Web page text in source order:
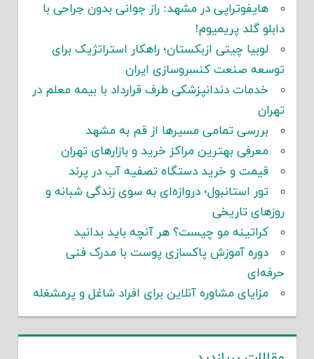
هایفوتراپی در مشهد: راز جوانی بدون جراحی با
دابلو گلد پریمیوم!
لوبیا چیتی ازبکستان؛ راهکار استراتژیک برای
توسعه صنعت کنسروسازی ایران
خدمات دندانپزشکی طرف قرارداد با بیمه معلم در
تهران
بررسی تمامی مسیرها از قم به مشهد
معرفی بهترین مراکز خرید و بازارهای تهران
قیمت و خرید دستگاه تصفیه آب در پرند
تور استانبول؛ دروازه‌ای به سوی زندگی شبانه و
روزهای تاریخی
کراتینه مو چیست؟ هر آنچه باید بدانید
دوره آموزش پاکسازی پوست با مدرک فنی
حرفه‌ای
مزایای مشاوره آنلاین برای افراد شاغل و پرمشغله